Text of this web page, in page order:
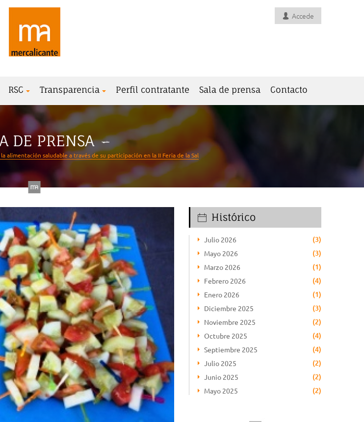
Accede
RSC Transparencia Perfil contratante Sala de prensa Contacto
DE PRENSA
alimentación saludable a través de su participación en la II Feria de la Sal
Histórico
Julio 2026 (3)
Mayo 2026 (3)
Marzo 2026 (1)
Febrero 2026 (4)
Enero 2026 (1)
Diciembre 2025 (3)
Noviembre 2025 (2)
Octubre 2025 (4)
Septiembre 2025 (4)
Julio 2025 (2)
Junio 2025 (2)
Mayo 2025 (2)